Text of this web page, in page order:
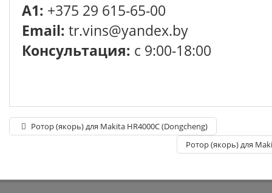
A1: +375 29 615-65-00
Email: tr.vins@yandex.by
Консультация: с 9:00-18:00
Ротор (якорь) для Makita HR4000C (Dongcheng)
Ротор (якорь) для